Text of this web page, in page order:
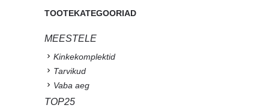
TOOTEKATEGOORIAD
MEESTELE
Kinkekomplektid
Tarvikud
Vaba aeg
TOP25